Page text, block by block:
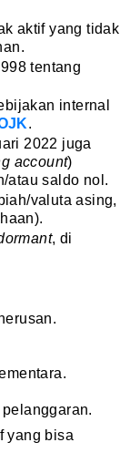
aktif yang tidak
tentang
internal
.
2022 juga
account)
atau saldo nol.
valuta asing,
, di
yang bisa